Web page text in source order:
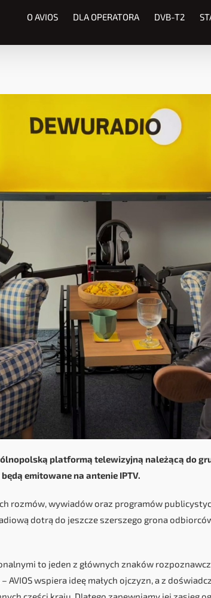
O AVIOS DLA OPERATORA DVB-T2
platformą telewizyjną należącą do
emitowane na antenie IPTV.
rozmów, wywiadów oraz programów
dotrą do jeszcze szerszego grona
to jeden z głównych znaków
– AVIOS wspiera ideę małych ojczyzn, a z